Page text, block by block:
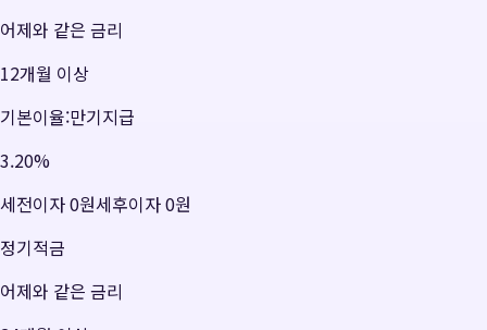
어제와 같은 금리
12개월 이상
기본이율:만기지급
3.20%
세전이자0원세후이자0원
정기적금
어제와 같은 금리